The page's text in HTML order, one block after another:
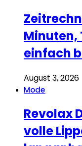
Minuten,
einfach
August 3, 2026
Mode
Revolax
volle